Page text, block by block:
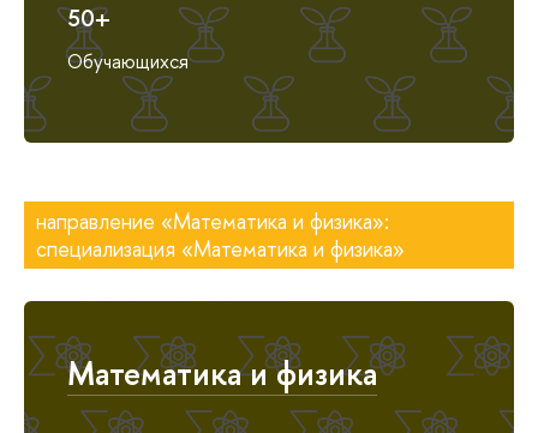
50+
Обучающихся
направление «Математика и физика»:
специализация «Математика и физика»
Математика и физика